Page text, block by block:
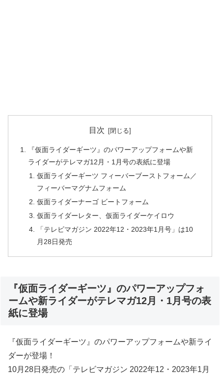
目次
『仮面ライダーギーツ』のパワーアップフォームや新
ライダーがテレマガ12月・1月号の表紙に登場
仮面ライダーギーツ フィーバーブーストフォーム／
フィーバーマグナムフォーム
仮面ライダーナーゴ ビートフォーム
仮面ライダーレター、仮面ライダーケイロウ
「テレビマガジン 2022年12・2023年1月号」は10
月28日発売
『仮面ライダーギーツ』のパワーアップフォ
ームや新ライダーがテレマガ12月・1月号の表
紙に登場
『仮面ライダーギーツ』のパワーアップフォームや新ライ
ダーが登場！
10月28日発売の「テレビマガジン 2022年12・2023年1月